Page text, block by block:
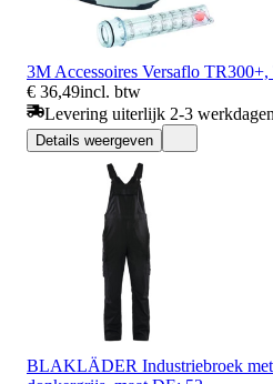
3M Accessoires Versaflo
€ 36,49incl. btw
Levering uiterlijk 2-3 werkdagen
Details weergeven
BLAKLÄDER Industriebroek met